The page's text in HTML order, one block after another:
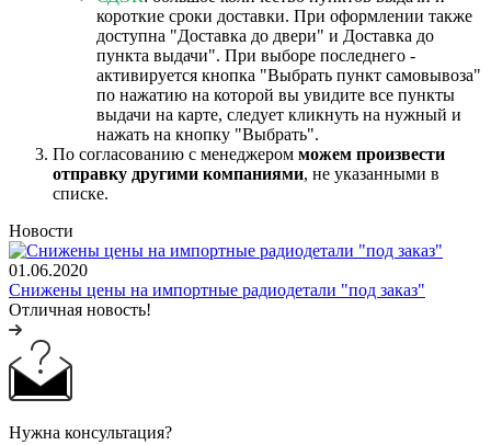
короткие сроки доставки. При оформлении также
доступна "Доставка до двери" и Доставка до
пункта выдачи". При выборе последнего -
активируется кнопка "Выбрать пункт самовывоза"
по нажатию на которой вы увидите все пункты
выдачи на карте, следует кликнуть на нужный и
нажать на кнопку "Выбрать".
По согласованию с менеджером можем произвести
отправку другими компаниями, не указанными в
списке.
Новости
01.06.2020
Снижены цены на импортные радиодетали "под заказ"
Отличная новость!
Нужна консультация?